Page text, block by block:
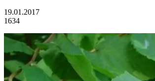
19.01.2017
1634